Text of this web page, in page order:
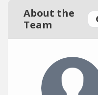
About the
Team